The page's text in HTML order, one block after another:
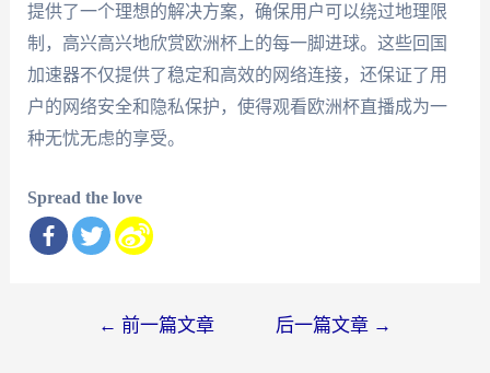
提供了一个理想的解决方案，确保用户可以绕过地理限
制，高兴高兴地欣赏欧洲杯上的每一脚进球。这些回国
加速器不仅提供了稳定和高效的网络连接，还保证了用
户的网络安全和隐私保护，使得观看欧洲杯直播成为一
种无忧无虑的享受。
Spread the love
← 前一篇文章 后一篇文章 →